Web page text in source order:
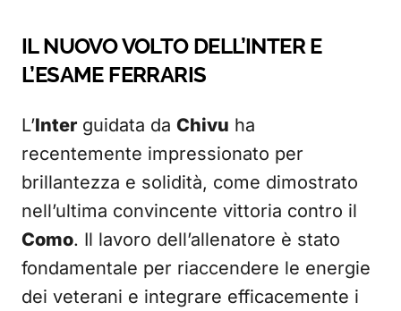
IL NUOVO VOLTO DELL’INTER E
L’ESAME FERRARIS
L’Inter guidata da Chivu ha
recentemente impressionato per
brillantezza e solidità, come dimostrato
nell’ultima convincente vittoria contro il
Como. Il lavoro dell’allenatore è stato
fondamentale per riaccendere le energie
dei veterani e integrare efficacemente i